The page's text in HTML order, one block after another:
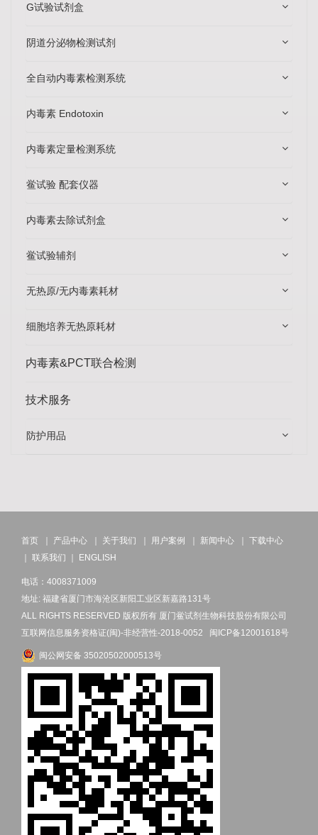
G试验试剂盒
阴道分泌物检测试剂
全自动内毒素检测系统
内毒素 Endotoxin
内毒素定量检测系统
鲎试验 配套仪器
内毒素去除试剂盒
鲎试验辅剂
无热原/无内毒素耗材
细胞培养无热原耗材
内毒素&PCT联合检测
技术服务
防护用品
首页 ｜ 产品中心 ｜ 关于我们 ｜ 用户案例 ｜ 新闻中心 ｜ 下载中心
｜ 联系我们 ｜ ENGLISH
电话：4008371009
地址: 福建省厦门市海沧区新阳工业区新嘉路131号
ALL RIGHTS RESERVED 版权所有 厦门鲎试剂生物科技股份有限公司
互联网信息服务资格证(闽)-非经营性-2018-0052 闽ICP备12001618号
闽公网安备 35020502000513号